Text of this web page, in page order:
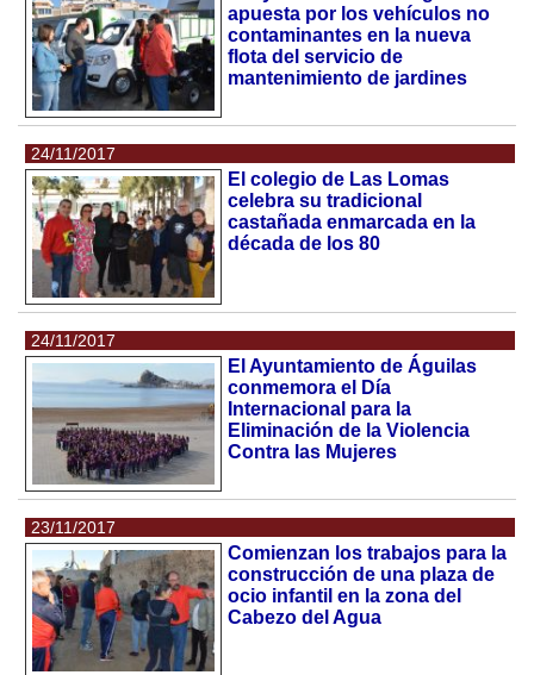
apuesta por los vehículos no
contaminantes en la nueva
flota del servicio de
mantenimiento de jardines
24/11/2017
El colegio de Las Lomas
celebra su tradicional
castañada enmarcada en la
década de los 80
24/11/2017
El Ayuntamiento de Águilas
conmemora el Día
Internacional para la
Eliminación de la Violencia
Contra las Mujeres
23/11/2017
Comienzan los trabajos para la
construcción de una plaza de
ocio infantil en la zona del
Cabezo del Agua